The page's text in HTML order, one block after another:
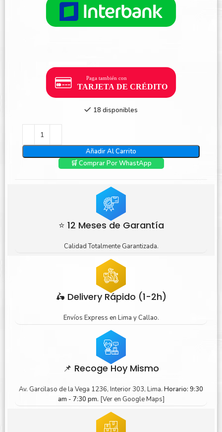
18 disponibles
Añadir Al Carrito
🛒 Comprar Por WhastApp
⭐ 12 Meses de Garantía
Calidad Totalmente Garantizada.
🛵 Delivery Rápido (1-2h)
Envíos Express en Lima y Callao.
📌 Recoge Hoy Mismo
Av. Garcilaso de la Vega 1236, Interior 303, Lima. Horario: 9:30
am - 7:30 pm. [Ver en Google Maps]